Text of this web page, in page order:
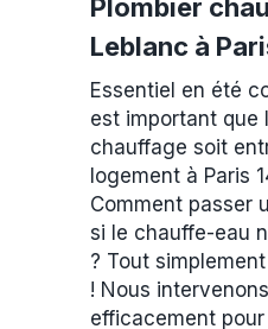
Plombier
Leblanc à
Essentiel en été
est important que
chauffage soit
logement à Paris
Comment passer
si le chauffe-eau
? Tout
! Nous
efficacement pour